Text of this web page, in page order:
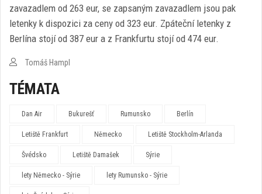
zavazadlem od 263 eur, se zapsaným zavazadlem jsou pak
letenky k dispozici za ceny od 323 eur. Zpáteční letenky z
Berlína stojí od 387 eur a z Frankfurtu stojí od 474 eur.
Tomáš Hampl
TÉMATA
Dan Air Bukurešť Rumunsko Berlín
Letiště Frankfurt Německo Letiště Stockholm-Arlanda
Švédsko Letiště Damašek Sýrie
lety Německo - Sýrie lety Rumunsko - Sýrie